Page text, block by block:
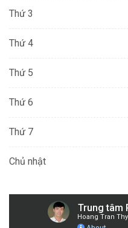
Thứ 3
Thứ 4
Thứ 5
Thứ 6
Thứ 7
Chủ nhật